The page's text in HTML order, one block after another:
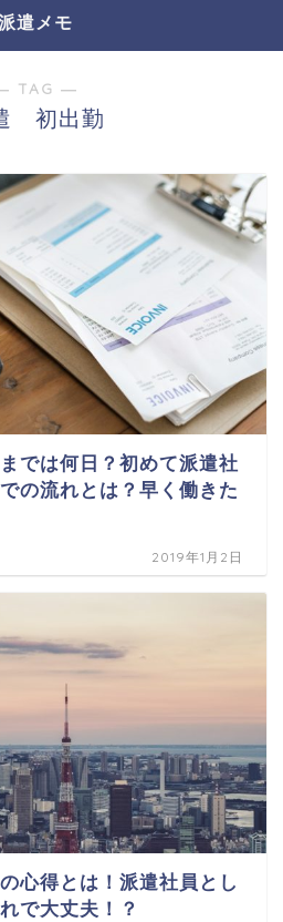
遣メモ
TAG ―
初出勤
では何日？初めて派遣社
の流れとは？早く働きた
2019年1月2日
心得とは！派遣社員とし
で大丈夫！？